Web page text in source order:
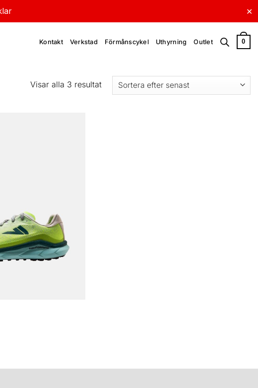
✕
Kontakt Verkstad Förmånscykel Uthyrning Outlet 0
Visar alla 3 resultatSortera
efter